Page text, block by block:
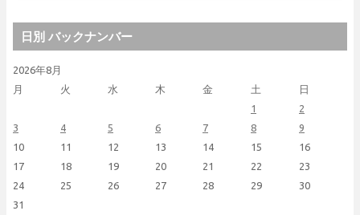
日別 バックナンバー
2026年8月
月
火 水 木 金 土 日
1
2
3
4 5 6 7 8
9
10
11 12 13 14 15
16
17
18 19 20 21 22
23
24
25 26 27 28 29
30
31